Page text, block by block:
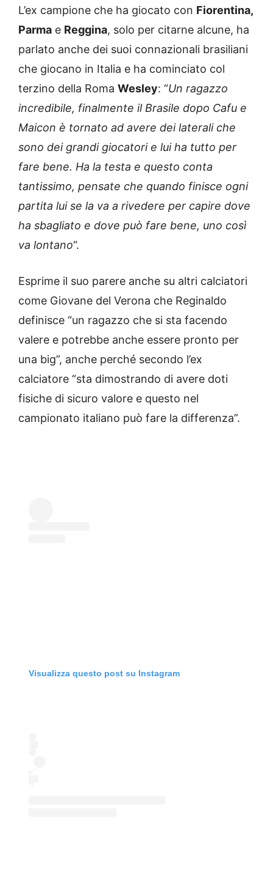
L’ex campione che ha giocato con Fiorentina,
Parma e Reggina, solo per citarne alcune, ha
parlato anche dei suoi connazionali brasiliani
che giocano in Italia e ha cominciato col
terzino della Roma Wesley: “Un ragazzo
incredibile, finalmente il Brasile dopo Cafu e
Maicon è tornato ad avere dei laterali che
sono dei grandi giocatori e lui ha tutto per
fare bene. Ha la testa e questo conta
tantissimo, pensate che quando finisce ogni
partita lui se la va a rivedere per capire dove
ha sbagliato e dove può fare bene, uno così
va lontano“.
Esprime il suo parere anche su altri calciatori
come Giovane del Verona che Reginaldo
definisce “un ragazzo che si sta facendo
valere e potrebbe anche essere pronto per
una big”, anche perché secondo l’ex
calciatore “sta dimostrando di avere doti
fisiche di sicuro valore e questo nel
campionato italiano può fare la differenza”.
Visualizza questo post su Instagram